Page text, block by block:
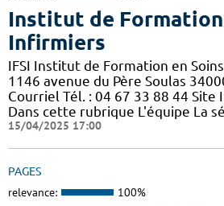
Institut de Formation
Infirmiers
IFSI Institut de Formation en
1146 avenue du Père Soulas
Courriel Tél. : 04 67 33 88 44
Dans cette rubrique L'équipe La
15/04/2025 17:00
PAGES
relevance: 100%